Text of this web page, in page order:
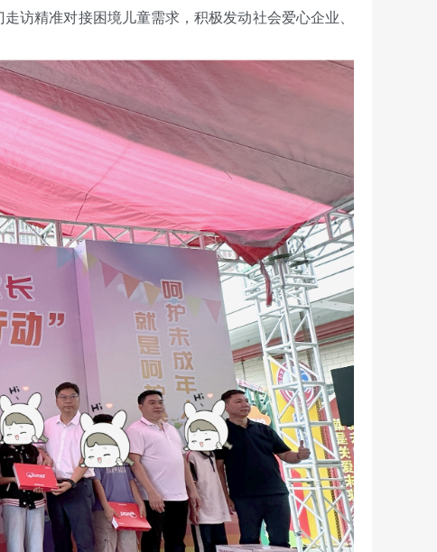
访精准对接困境儿童需求，积极发动社会爱心企业、